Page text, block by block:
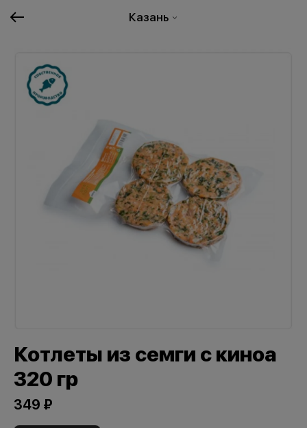
Казань
Котлеты из семги с киноа
320 гр
349 ₽